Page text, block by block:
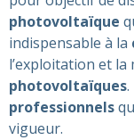
photovoltaïque
indispensable à la
l’exploitation et la
photovoltaïques
professionnels
vigueur.